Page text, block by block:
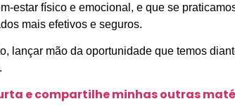
estar físico e emocional, e que se
mais efetivos e seguros.
lançar mão da oportunidade que temos
e compartilhe minhas outras